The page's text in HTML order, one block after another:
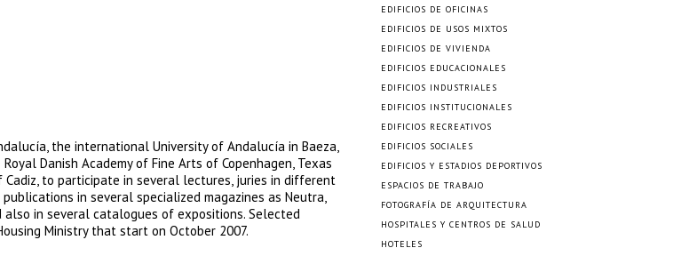
the international University of Andalucía in Baeza,
Danish Academy of Fine Arts of Copenhagen, Texas
to participate in several lectures, juries in different
in several specialized magazines as Neutra,
also in several catalogues of expositions. Selected
Ministry that start on October 2007.
EDIFICIOS DE OFICINAS
EDIFICIOS DE USOS MIXTOS
EDIFICIOS DE VIVIENDA
EDIFICIOS EDUCACIONALES
EDIFICIOS INDUSTRIALES
EDIFICIOS INSTITUCIONALES
EDIFICIOS RECREATIVOS
EDIFICIOS SOCIALES
EDIFICIOS Y ESTADIOS DEPORTIVOS
ESPACIOS DE TRABAJO
FOTOGRAFÍA DE ARQUITECTURA
HOSPITALES Y CENTROS DE SALUD
HOTELES